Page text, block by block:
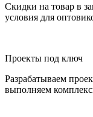
Скидки на товар в
условия для
Проекты под ключ
Разрабатываем
выполняем